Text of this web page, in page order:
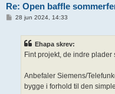
Re: Open baffle
28 jun 2024, 14:33
Ehapa skrev:
Fint projekt, de indre
Anbefaler Siemens/
bygge i forhold til den